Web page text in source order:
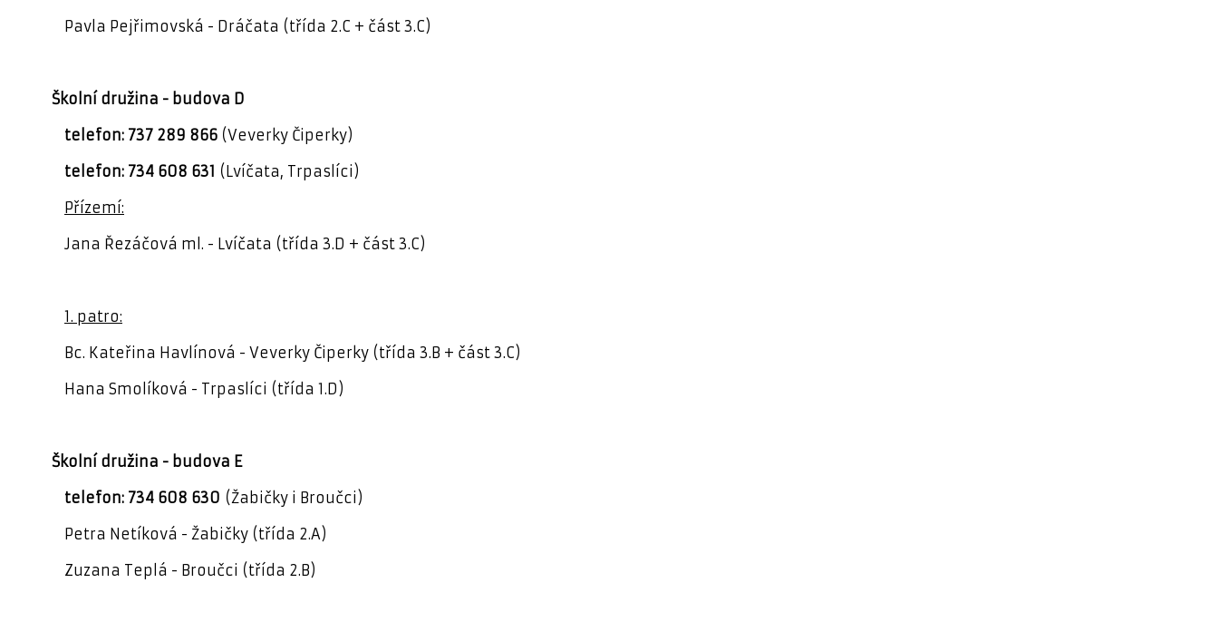
Pavla Pejřimovská - Dráčata (třída 2.C + část 3.C)
Školní družina - budova D
telefon: 737 289 866 (Veverky Čiperky)
telefon: 734 608 631 (Lvíčata, Trpaslíci)
Přízemí:
Jana Řezáčová ml. - Lvíčata (třída 3.D + část 3.C)
1. patro:
Bc. Kateřina Havlínová - Veverky Čiperky (třída 3.B + část 3.C)
Hana Smolíková - Trpaslíci (třída 1.D)
Školní družina - budova E
telefon: 734 608 630 (Žabičky i Broučci)
Petra Netíková - Žabičky (třída 2.A)
Zuzana Teplá - Broučci (třída 2.B)